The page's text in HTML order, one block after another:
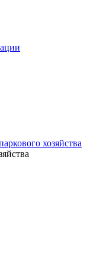
хозяйства